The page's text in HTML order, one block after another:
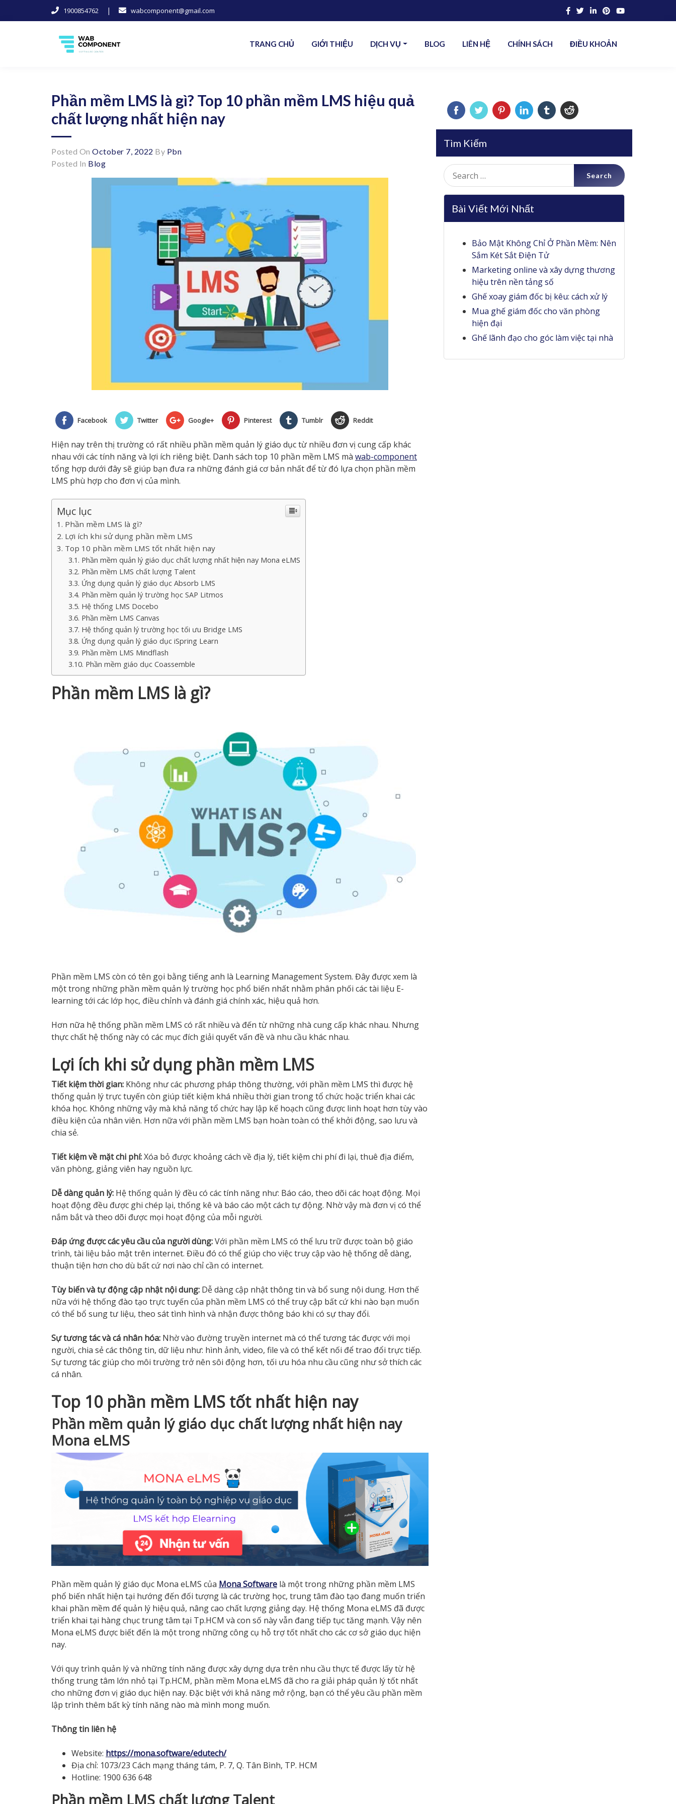
1900854762 | wabcomponent@gmail.com
TRANG CHỦ GIỚI THIỆU DỊCH VỤ BLOG LIÊN HỆ CHÍNH SÁCH ĐIỀU KHOẢN
Phần mềm LMS là gì? Top 10 phần mềm LMS hiệu quả
chất lượng nhất hiện nay
Posted On October 7, 2022 By Pbn
Posted In Blog
Facebook Twitter Google+ Pinterest Tumblr Reddit
Hiện nay trên thị trường có rất nhiều phần mềm quản lý giáo dục từ nhiều đơn vị cung cấp khác
nhau với các tính năng và lợi ích riêng biệt. Danh sách top 10 phần mềm LMS mà wab-component
tổng hợp dưới đây sẽ giúp bạn đưa ra những đánh giá cơ bản nhất để từ đó lựa chọn phần mềm
LMS phù hợp cho đơn vị của mình.
Mục lục
Phần mềm LMS là gì?
Lợi ích khi sử dụng phần mềm LMS
Top 10 phần mềm LMS tốt nhất hiện nay
Phần mềm quản lý giáo dục chất lượng nhất hiện nay Mona eLMS
Phần mềm LMS chất lượng Talent
Ứng dụng quản lý giáo dục Absorb LMS
Phần mềm quản lý trường học SAP Litmos
Hệ thống LMS Docebo
Phần mềm LMS Canvas
Hệ thống quản lý trường học tối ưu Bridge LMS
Ứng dụng quản lý giáo dục iSpring Learn
Phần mềm LMS Mindflash
Phần mềm giáo dục Coassemble
Phần mềm LMS là gì?
Phần mềm LMS còn có tên gọi bằng tiếng anh là Learning Management System. Đây được xem là
một trong những phần mềm quản lý trường học phổ biến nhất nhằm phân phối các tài liệu E-
learning tới các lớp học, điều chỉnh và đánh giá chính xác, hiệu quả hơn.
Hơn nữa hệ thống phần mềm LMS có rất nhiều và đến từ những nhà cung cấp khác nhau. Nhưng
thực chất hệ thống này có các mục đích giải quyết vấn đề và nhu cầu khác nhau.
Lợi ích khi sử dụng phần mềm LMS
Tiết kiệm thời gian: Không như các phương pháp thông thường, với phần mềm LMS thì được hệ
thống quản lý trực tuyến còn giúp tiết kiệm khá nhiều thời gian trong tổ chức hoặc triển khai các
khóa học. Không những vậy mà khả năng tổ chức hay lập kế hoạch cũng được linh hoạt hơn tùy vào
điều kiện của nhân viên. Hơn nữa với phần mềm LMS bạn hoàn toàn có thể khởi động, sao lưu và
chia sẻ.
Tiết kiệm về mặt chi phí:Xóa bỏ được khoảng cách về địa lý, tiết kiệm chi phí đi lại, thuê địa điểm,
văn phòng, giảng viên hay nguồn lực.
Dễ dàng quản lý: Hệ thống quản lý đều có các tính năng như: Báo cáo, theo dõi các hoạt động. Mọi
hoạt động đều được ghi chép lại, thống kê và báo cáo một cách tự động. Nhờ vậy mà đơn vị có thể
nắm bắt và theo dõi được mọi hoạt động của mỗi người.
Đáp ứng được các yêu cầu của người dùng:Với phần mềm LMS có thể lưu trữ được toàn bộ giáo
trình, tài liệu bảo mật trên internet. Điều đó có thể giúp cho việc truy cập vào hệ thống dễ dàng,
thuận tiện hơn cho dù bất cứ nơi nào chỉ cần có internet.
Tùy biến và tự động cập nhật nội dung: Dễ dàng cập nhật thông tin và bổ sung nội dung. Hơn thế
nữa với hệ thống đào tạo trực tuyến của phần mềm LMS có thể truy cập bất cứ khi nào bạn muốn
có thể bổ sung tư liệu, theo sát tình hình và nhận được thông báo khi có sự thay đổi.
Sự tương tác và cá nhân hóa: Nhờ vào đường truyền internet mà có thể tương tác được với mọi
người, chia sẻ các thông tin, dữ liệu như: hình ảnh, video, file và có thể kết nối để trao đổi trực tiếp.
Sự tương tác giúp cho môi trường trở nên sôi động hơn, tối ưu hóa nhu cầu cũng như sở thích các
cá nhân.
Top 10 phần mềm LMS tốt nhất hiện nay
Phần mềm quản lý giáo dục chất lượng nhất hiện nay
Mona eLMS
Phần mềm quản lý giáo dục Mona eLMS của Mona Software là một trong những phần mềm LMS
phổ biến nhất hiện tại hướng đến đối tượng là các trường học, trung tâm đào tạo đang muốn triển
khai phần mềm để quản lý hiệu quả, nâng cao chất lượng giảng dạy. Hệ thống Mona eLMS đã được
triển khai tại hàng chục trung tâm tại Tp.HCM và con số này vẫn đang tiếp tục tăng mạnh. Vậy nên
Mona eLMS được biết đến là một trong những công cụ hỗ trợ tốt nhất cho các cơ sở giáo dục hiện
nay.
Với quy trình quản lý và những tính năng được xây dựng dựa trên nhu cầu thực tế được lấy từ hệ
thống trung tâm lớn nhỏ tại Tp.HCM, phần mềm Mona eLMS đã cho ra giải pháp quản lý tốt nhất
cho những đơn vị giáo dục hiện nay. Đặc biệt với khả năng mở rộng, bạn có thể yêu cầu phần mềm
lập trình thêm bất kỳ tính năng nào mà mình mong muốn.
Thông tin liên hệ
Website: https://mona.software/edutech/
Địa chỉ: 1073/23 Cách mạng tháng tám, P. 7, Q. Tân Bình, TP. HCM
Hotline: 1900 636 648
Phần mềm LMS chất lượng Talent
Tìm Kiếm
Search
for:
Bài Viết Mới Nhất
Bảo Mật Không Chỉ Ở Phần Mềm: Nên
Sắm Két Sắt Điện Tử
Marketing online và xây dựng thương
hiệu trên nền tảng số
Ghế xoay giám đốc bị kêu: cách xử lý
Mua ghế giám đốc cho văn phòng
hiện đại
Ghế lãnh đạo cho góc làm việc tại nhà